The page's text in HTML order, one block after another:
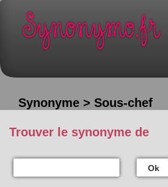
Synonyme > Sous-chef
Trouver le synonyme de
Ok